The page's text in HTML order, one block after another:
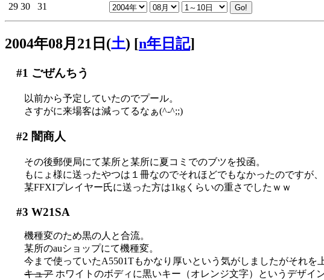
29 30 31
2004年08月21日(土) [n年日記]
#1 ごぜんちう
以前から予定していたのでプール。
さすがに来場客は減ってるなぁ(^-^;;)
#2 闇商人
その後郵便局にて某所と某所に夏コミでのブツを投函。
もにょ様に送ったやつは１冊なのでそれほどでもなかったのですが、
某FFXIプレイヤー氏に送った方は1kgくらいの重さでしたｗｗ
#3 W21SA
機種変のため黒の人と合流。
某所のauショップにて機種変。
今まで使っていたA5501Tもかなり厚いという気がしましたがそれを
キュア ホワイトのボディに黒いキー（オレンジ文字）というデザイ